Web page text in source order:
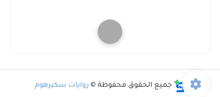
جميع الحقوق محفوظة © روايات سكيرهوم